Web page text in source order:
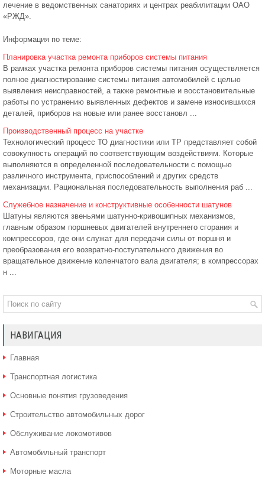
лечение в ведомственных санаториях и центрах реабилитации ОАО
«РЖД».
Информация по теме:
Планировка участка ремонта приборов системы питания
В рамках участка ремонта приборов системы питания осуществляется
полное диагностирование системы питания автомобилей с целью
выявления неисправностей, а также ремонтные и восстановительные
работы по устранению выявленных дефектов и замене износившихся
деталей, приборов на новые или ранее восстановл ...
Производственный процесс на участке
Технологический процесс ТО диагностики или ТР представляет собой
совокупность операций по соответствующим воздействиям. Которые
выполняются в определенной последовательности с помощью
различного инструмента, приспособлений и других средств
механизации. Рациональная последовательность выполнения раб ...
Служебное назначение и конструктивные особенности шатунов
Шатуны являются звеньями шатунно-кривошипных механизмов,
главным образом поршневых двигателей внутреннего сгорания и
компрессоров, где они служат для передачи силы от поршня и
преобразования его возвратно-поступательного движения во
вращательное движение коленчатого вала двигателя; в компрессорах
н ...
НАВИГАЦИЯ
Главная
Транспортная логистика
Основные понятия грузоведения
Строительство автомобильных дорог
Обслуживание локомотивов
Автомобильный транспорт
Моторные масла